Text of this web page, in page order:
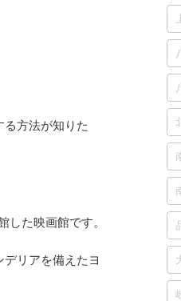
方法が知りた
した映画館です。
リアを備えたヨ